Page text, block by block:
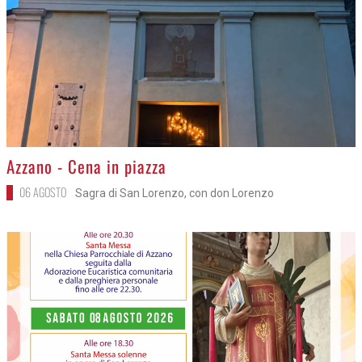
>
Azzano - Cena in piazza
06 AGOSTO Sagra di San Lorenzo, con don Lorenzo